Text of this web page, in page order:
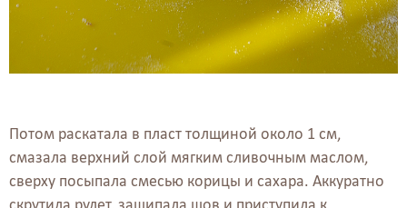
Потом раскатала в пласт толщиной около 1 см,
смазала верхний слой мягким сливочным маслом,
сверху посыпала смесью корицы и сахара. Аккуратно
скрутила рулет, защипала шов и приступила к